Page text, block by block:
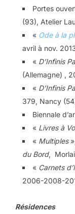
Portes
(93), Atelier
« Ode à la
avril à nov.
« D’Infinis
(Allemagne) ,
« D’Infinis
379, Nancy
Biennale
« Livres à
« Multiples
du Bord,
« Carnets
2006-2008-
Résidences